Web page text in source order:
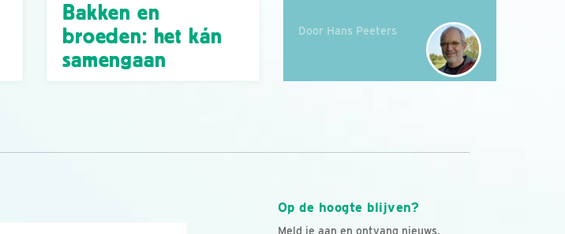
Bakken en
broeden: het kán
samengaan
Door Hans Peeters
Op de hoogte blijven?
Meld je aan en ontvang nieuws,